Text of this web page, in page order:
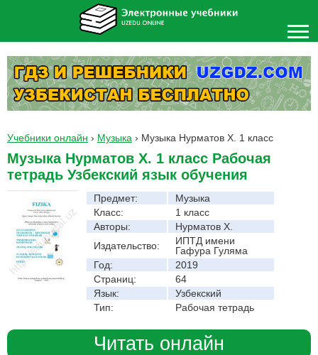
Учебники онлайн › Музыка › Музыка Нурматов Х. 1 класс
Музыка Нурматов Х. 1 класс Рабочая
тетрадь Узбекский язык обучения
Предмет:
Музыка
Класс:
1 класс
Авторы:
Нурматов Х.
Издательство:
ИПТД имени
Гафура Гуляма
Год:
2019
Страниц:
64
Язык:
Узбекский
Тип:
Рабочая тетрадь
Читать онлайн